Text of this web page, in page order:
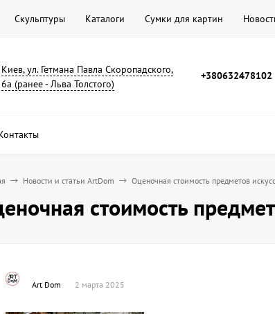
Скульптуры Каталоги Сумки для картин
Киев, ул. Гетмана Павла Скоропадского,
6а (ранее - Льва Толстого)
+380632478102
Новости и статьи ArtDom Оценочная стоимость предметов
стоимость
Art Dom 2 марта 2025